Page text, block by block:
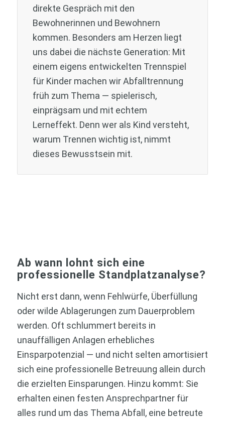
direkte Gespräch mit den
Bewohnerinnen und Bewohnern
kommen. Besonders am Herzen liegt
uns dabei die nächste Generation: Mit
einem eigens entwickelten Trennspiel
für Kinder machen wir Abfalltrennung
früh zum Thema — spielerisch,
einprägsam und mit echtem
Lerneffekt. Denn wer als Kind versteht,
warum Trennen wichtig ist, nimmt
dieses Bewusstsein mit.
Ab wann lohnt sich eine
professionelle Standplatzanalyse?
Nicht erst dann, wenn Fehlwürfe, Überfüllung
oder wilde Ablagerungen zum Dauerproblem
werden. Oft schlummert bereits in
unauffälligen Anlagen erhebliches
Einsparpotenzial — und nicht selten amortisiert
sich eine professionelle Betreuung allein durch
die erzielten Einsparungen. Hinzu kommt: Sie
erhalten einen festen Ansprechpartner für
alles rund um das Thema Abfall, eine betreute